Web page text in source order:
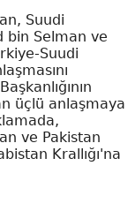
Suudi
bin Selman ve
Suudi
üçlü anlaşmaya
ve Pakistan
Krallığı'na